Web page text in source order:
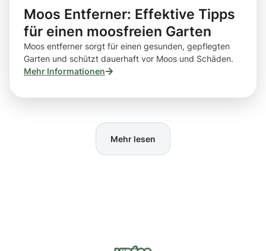
Moos Entferner: Effektive Tipps
für einen moosfreien Garten
Moos entferner sorgt für einen gesunden, gepflegten
Garten und schützt dauerhaft vor Moos und Schäden.
Mehr Informationen
Mehr lesen